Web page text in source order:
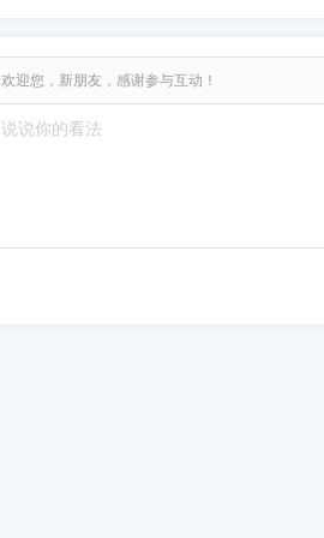
欢迎您，新朋友，感谢参与互动！